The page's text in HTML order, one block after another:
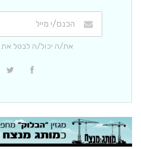
את/ה יכול/ה לבטל